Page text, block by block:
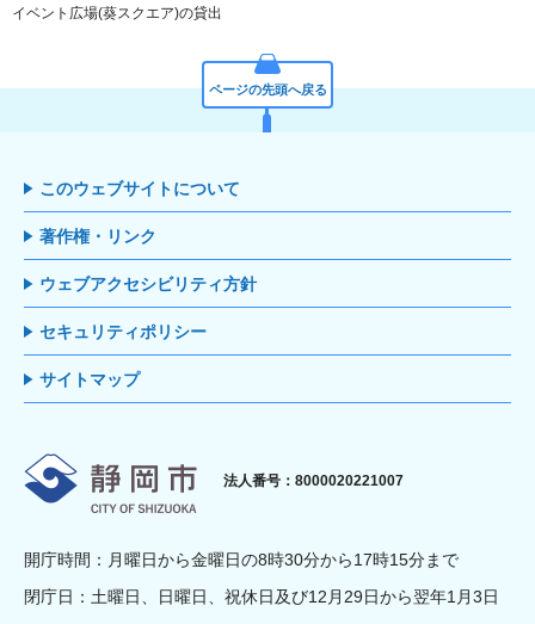
イベント広場(葵スクエア)の貸出
ページの先頭へ戻る
このウェブサイトについて
著作権・リンク
ウェブアクセシビリティ方針
セキュリティポリシー
サイトマップ
静岡市
法人番号：8000020221007
開庁時間：月曜日から金曜日の8時30分から17時15分まで
閉庁日：土曜日、日曜日、祝休日及び12月29日から翌年1月3日